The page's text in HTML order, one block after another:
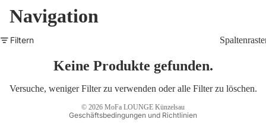
Navigation
Filtern
Keine Produkte gefunden.
Versuche, weniger Filter zu verwenden oderalle Filter zu löschen.
© 2026 MoFa LOUNGE Künzelsau
Geschäftsbedingungen und Richtlinien
Datenschutzerklärung
Widerrufsrecht
AGB
Kontaktinformationen